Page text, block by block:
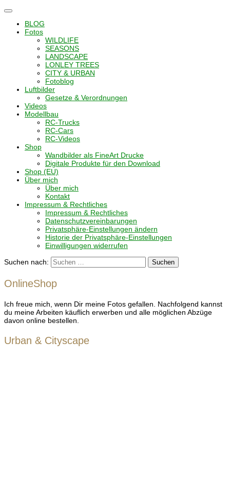
Navigation
umschalten
BLOG
Fotos
WILDLIFE
SEASONS
LANDSCAPE
LONLEY TREES
CITY & URBAN
Fotoblog
Luftbilder
Gesetze & Verordnungen
Videos
Modellbau
RC-Trucks
RC-Cars
RC-Videos
Shop
Wandbilder als FineArt Drucke
Digitale Produkte für den Download
Shop (EU)
Über mich
Über mich
Kontakt
Impressum & Rechtliches
Impressum & Rechtliches
Datenschutzvereinbarungen
Privatsphäre-Einstellungen ändern
Historie der Privatsphäre-Einstellungen
Einwilligungen widerrufen
Suchen nach:
OnlineShop
Ich freue mich, wenn Dir meine Fotos gefallen. Nachfolgend kannst
du meine Arbeiten käuflich erwerben und alle möglichen Abzüge
davon online bestellen.
Urban & Cityscape